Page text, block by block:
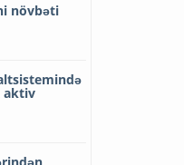
növbəti
aktiv